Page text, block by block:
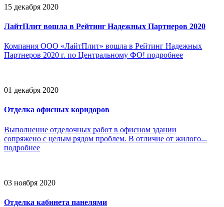
15 декабря 2020
ЛайтПлит вошла в Рейтинг Надежных Партнеров 2020
Компания ООО «ЛайтПлит» вошла в Рейтинг Надежных
Партнеров 2020 г. по Центральному ФО! подробнее
01 декабря 2020
Отделка офисных коридоров
Выполнение отделочных работ в офисном здании
сопряжено с целым рядом проблем. В отличие от жилого...
подробнее
03 ноября 2020
Отделка кабинета панелями